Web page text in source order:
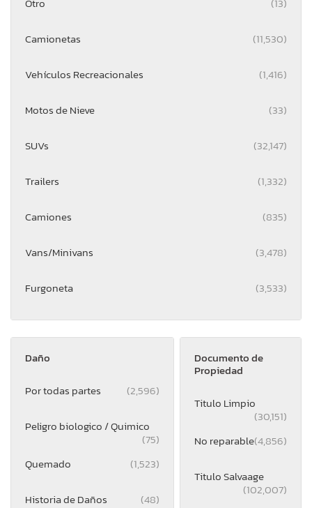
Camionetas (11,530)
Vehículos Recreacionales (1,416)
Motos de Nieve (33)
SUVs (32,147)
Trailers (1,332)
Camiones (835)
Vans/Minivans (3,478)
Furgoneta (3,533)
Daño
Por todas partes (2,596)
Peligro biologico / Quimico
(75)
Quemado
(1,523)
Historia de Daños (48)
Documento de
Propiedad
Titulo Limpio
(30,151)
No reparable(4,856)
Titulo Salvaage
(102,007)